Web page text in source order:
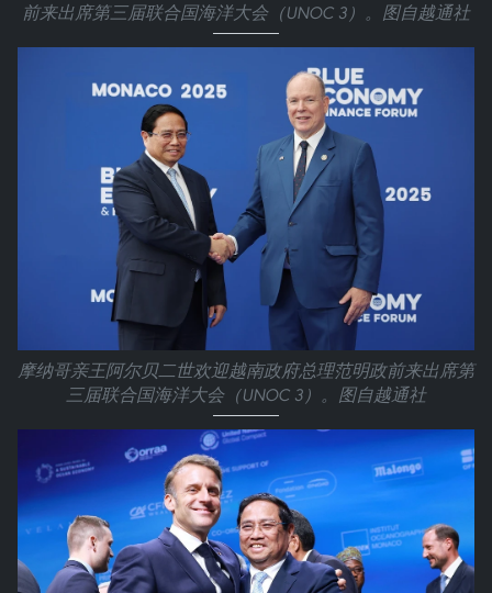
前来出席第三届联合国海洋大会（UNOC 3）。图自越通社
摩纳哥亲王阿尔贝二世欢迎越南政府总理范明政前来出席第
三届联合国海洋大会（UNOC 3）。图自越通社